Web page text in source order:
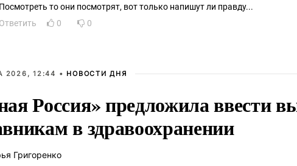
Посмотреть то они посмотрят, вот только напишут ли правду...
Ответить
0 0
2026, 12:44 • НОВОСТИ ДНЯ
Россия» предложила ввести
в здравоохранении
Григоренко